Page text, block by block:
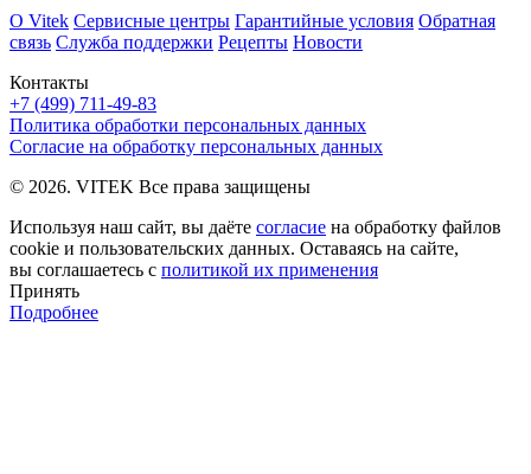
Контакты
+7 (499) 711-49-83
О Vitek Сервисные центры Гарантийные условия Обратная
связь Служба поддержки Рецепты Новости
Политика обработки персональных данных
Согласие на обработку персональных данных
© 2026. VITEK Все права защищены
Используя наш сайт, вы даёте согласие на обработку файлов
cookie и пользовательских данных. Оставаясь на сайте,
вы соглашаетесь с политикой их применения
Принять
Подробнее